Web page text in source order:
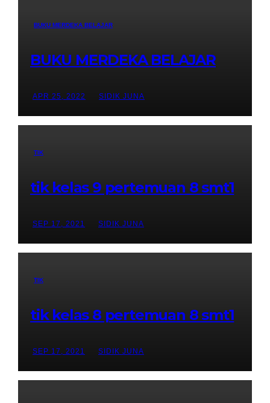
BUKU MERDEKA BELAJAR
BUKU MERDEKA BELAJAR
APR 25, 2022 SIDIK JUNA
TIK
tik kelas 9 pertemuan 8 smt1
SEP 17, 2021 SIDIK JUNA
TIK
tik kelas 8 pertemuan 8 smt1
SEP 17, 2021 SIDIK JUNA